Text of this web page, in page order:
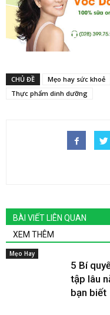
CHỦ ĐỀ Mẹo hay sức khoẻ
Thực phẩm dinh dưỡng
BÀI VIẾT LIÊN QUAN
XEM THÊM
Mẹo Hay
5 Bí
tập lâu
bạn biết